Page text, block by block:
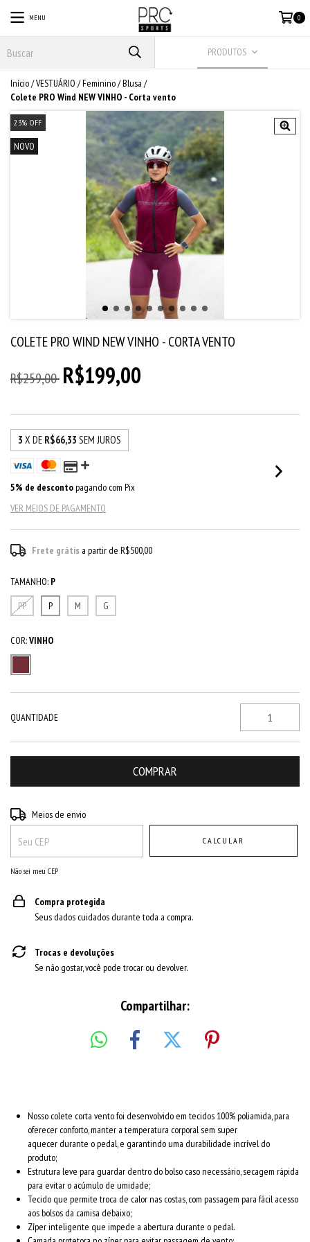
MENU 0
PRODUTOS
Início/VESTUÁRIO /Feminino/Blusa /
Colete PRO Wind NEW VINHO - Corta vento
23% OFF
NOVO
COLETE PRO WIND NEW VINHO - CORTA VENTO
R$259,00 R$199,00
3 X DE R$66,33 SEM JUROS
5% de descontopagando com Pix
VER MEIOS DE PAGAMENTO
Frete grátis a partir deR$500,00
TAMANHO: P
PP
P M G
COR:VINHO
QUANTIDADE
Entregas para o CEP:
Meios de envio
CALCULAR
Não sei meu CEP
Compra protegida
Seus dados cuidados durante toda a compra.
Trocas e devoluções
Se não gostar, você pode trocar ou devolver.
Compartilhar:
Nosso colete corta vento foi desenvolvido em tecidos 100% poliamida, para
oferecer conforto, manter a temperatura corporal sem super
aquecer durante o pedal, e garantindo uma durabilidade incrível do
produto;
Estrutura leve para guardar dentro do bolso caso necessário, secagem rápida
para evitar o acúmulo de umidade;
Tecido que permite troca de calor nas costas, com passagem para fácil acesso
aos bolsos da camisa debaixo;
Zíper inteligente que impede a abertura durante o pedal.